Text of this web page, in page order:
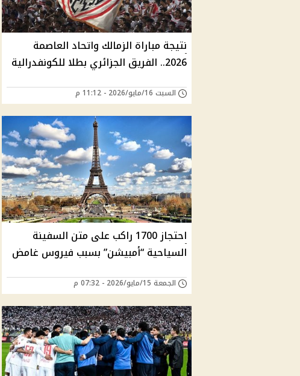
نتيجة مباراة الزمالك واتحاد العاصمة
2026.. الفريق الجزائري بطلا للكونفدرالية
السبت 16/مايو/2026 - 11:12 م
احتجاز 1700 راكب على متن السفينة
السياحية “أمبيشن” بسبب فيروس غامض
الجمعة 15/مايو/2026 - 07:32 م